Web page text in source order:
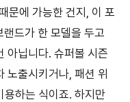
문에 가능한 건지, 이 포
드가 한 모델을 두고
아닙니다. 슈퍼볼 시즌
노출시키거나, 패션 위
용하는 식이죠. 하지만